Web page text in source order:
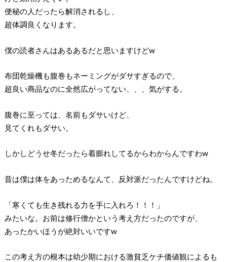
便秘の人だったら解消されるし、
超体調良くなります。
僕の読者さんはあるあるだと思いますけどw
布団乾燥機も腹巻もネーミングがダサすぎるので、
超良い商品なのに全然広がってない、、、気がする。
腹巻に至っては、名前もダサいけど、
見てくれもダサい。
しかしどうせ冬だったら着膨れしてるからわからんですわw
昔は僕は体をあっためるなんて、反対派だったんですけどね。
「寒くても生き残れる力を手に入れろ！！！」
みたいな。お前は修行僧かという考え方だったのですが、
あったかいほうが絶対いいですw
この考え方の根本は幼少期における激貧乏ケチ価値観によるも